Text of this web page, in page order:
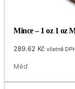
Mince – 1 oz 1 oz
289.62 Kč včetně
Měď